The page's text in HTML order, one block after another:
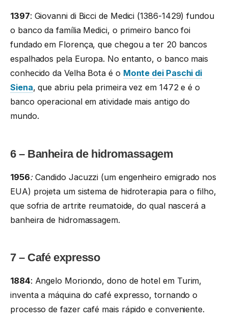
1397: Giovanni di Bicci de Medici (1386-1429) fundou
o banco da família Medici, o primeiro banco foi
fundado em Florença, que chegou a ter 20 bancos
espalhados pela Europa. No entanto, o banco mais
conhecido da Velha Bota é o Monte dei Paschi di
Siena, que abriu pela primeira vez em 1472 e é o
banco operacional em atividade mais antigo do
mundo.
6 – Banheira de hidromassagem
1956:Candido Jacuzzi (um engenheiro emigrado nos
EUA) projeta um sistema de hidroterapia para o filho,
que sofria de artrite reumatoide, do qual nascerá a
banheira de hidromassagem.
7 – Café expresso
1884: Angelo Moriondo, dono de hotel em Turim,
inventa a máquina do café expresso, tornando o
processo de fazer café mais rápido e conveniente.